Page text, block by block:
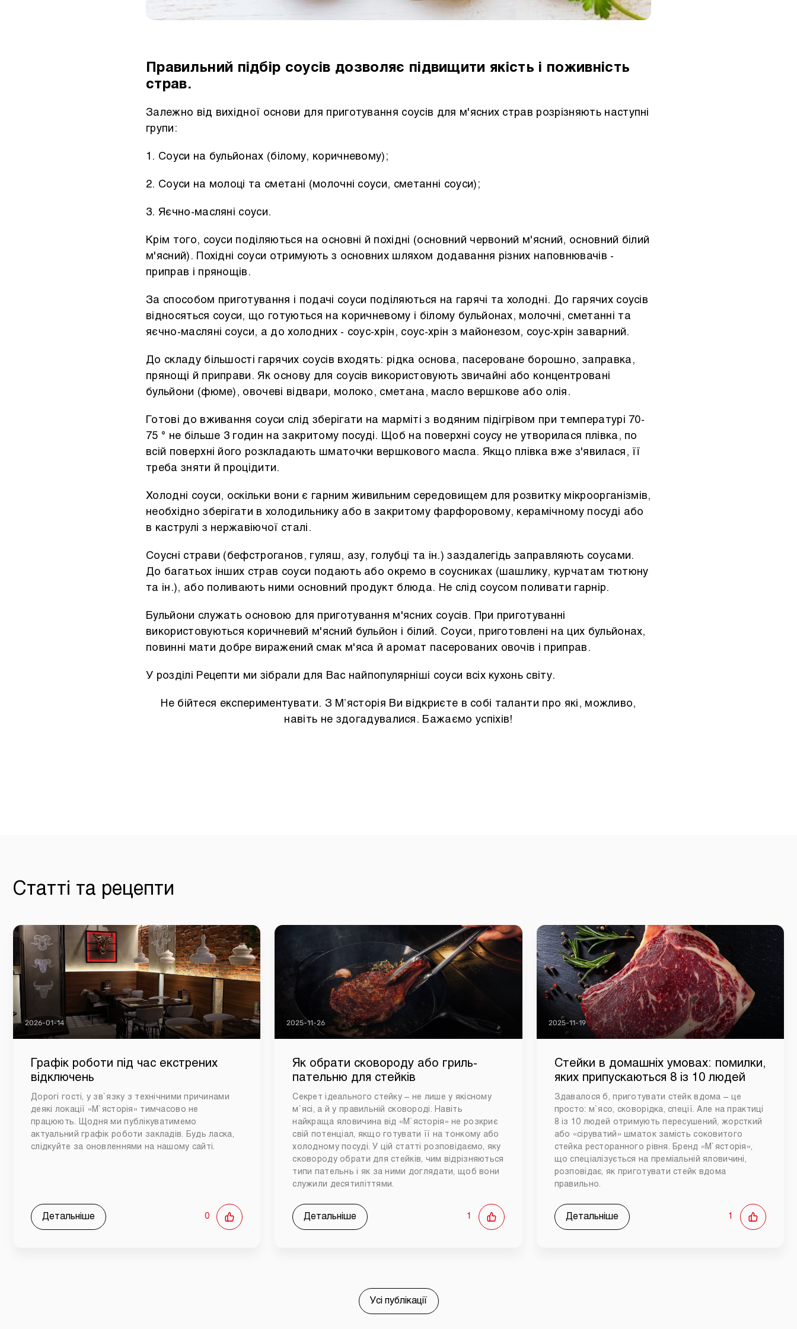
Правильний підбір соусів дозволяє підвищити якість і поживність
страв.
Залежно від вихідної основи для приготування соусів для м'ясних страв розрізняють наступні
групи:
1. Соуси на бульйонах (білому, коричневому);
2. Соуси на молоці та сметані (молочні соуси, сметанні соуси);
3. Яєчно-масляні соуси.
Крім того, соуси поділяються на основні й похідні (основний червоний м'ясний, основний білий
м'ясний). Похідні соуси отримують з основних шляхом додавання різних наповнювачів -
приправ і прянощів.
За способом приготування і подачі соуси поділяються на гарячі та холодні. До гарячих соусів
відносяться соуси, що готуються на коричневому і білому бульйонах, молочні, сметанні та
яєчно-масляні соуси, а до холодних - соус-хрін, соус-хрін з майонезом, соус-хрін заварний.
До складу більшості гарячих соусів входять: рідка основа, пасероване борошно, заправка,
прянощі й приправи. Як основу для соусів використовують звичайні або концентровані
бульйони (фюме), овочеві відвари, молоко, сметана, масло вершкове або олія.
Готові до вживання соуси слід зберігати на марміті з водяним підігрівом при температурі 70-
75 ° не більше 3 годин на закритому посуді. Щоб на поверхні соусу не утворилася плівка, по
всій поверхні його розкладають шматочки вершкового масла. Якщо плівка вже з'явилася, її
треба зняти й процідити.
Холодні соуси, оскільки вони є гарним живильним середовищем для розвитку мікроорганізмів,
необхідно зберігати в холодильнику або в закритому фарфоровому, керамічному посуді або
в каструлі з нержавіючої сталі.
Соусні страви (бефстроганов, гуляш, азу, голубці та ін.) заздалегідь заправляють соусами.
До багатьох інших страв соуси подають або окремо в соусниках (шашлику, курчатам тютюну
та ін.), або поливають ними основний продукт блюда. Не слід соусом поливати гарнір.
Бульйони служать основою для приготування м'ясних соусів. При приготуванні
використовуються коричневий м'ясний бульйон і білий. Соуси, приготовлені на цих бульйонах,
повинні мати добре виражений смак м'яса й аромат пасерованих овочів і приправ.
У розділі Рецепти ми зібрали для Вас найпопулярніші соуси всіх кухонь світу.
Не бійтеся експериментувати. З М’ясторія Ви відкриєте в собі таланти про які, можливо,
навіть не здогадувалися. Бажаємо успіхів!
Статті та рецепти
2026-01-14
Графік роботи під час екстрених
відключень
Дорогі гості, у зв`язку з технічними причинами
деякі локації «М`ясторія» тимчасово не
працюють. Щодня ми публікуватимемо
актуальний графік роботи закладів. Будь ласка,
слідкуйте за оновленнями на нашому сайті.
Детальніше 0
2025-11-26
Як обрати сковороду або гриль-
пательню для стейків
Секрет ідеального стейку – не лише у якісному
м`ясі, а й у правильній сковороді. Навіть
найкраща яловичина від «М`ясторія» не розкриє
свій потенціал, якщо готувати її на тонкому або
холодному посуді. У цій статті розповідаємо, яку
сковороду обрати для стейків, чим відрізняються
типи пательнь і як за ними доглядати, щоб вони
служили десятиліттями.
Детальніше 1
2025-11-19
Стейки в домашніх умовах: помилки,
яких припускаються 8 із 10 людей
Здавалося б, приготувати стейк вдома – це
просто: м`ясо, сковорідка, спеції. Але на практиці
8 із 10 людей отримують пересушений, жорсткий
або «сіруватий» шматок замість соковитого
стейка ресторанного рівня. Бренд «М`ясторія»,
що спеціалізується на преміальній яловичині,
розповідає, як приготувати стейк вдома
правильно.
Детальніше 1
Усі публікації